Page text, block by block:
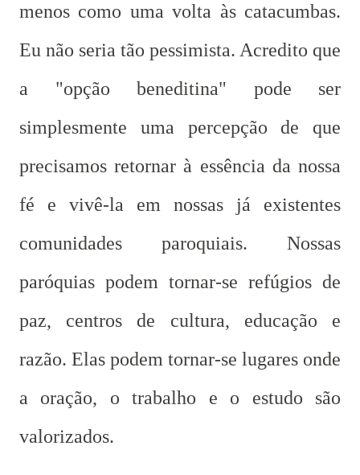
menos como uma volta às catacumbas.
Eu não seria tão pessimista. Acredito que
a "opção beneditina" pode ser
simplesmente uma percepção de que
precisamos retornar à essência da nossa
fé e vivê-la em nossas já existentes
comunidades paroquiais. Nossas
paróquias podem tornar-se refúgios de
paz, centros de cultura, educação e
razão. Elas podem tornar-se lugares onde
a oração, o trabalho e o estudo são
valorizados.